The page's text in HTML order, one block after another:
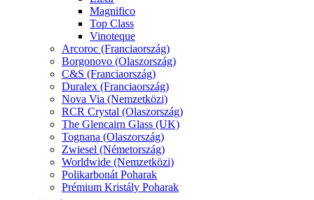
Magnifico
Top Class
Vinoteque
Arcoroc (Franciaország)
Borgonovo (Olaszország)
C&S (Franciaország)
Duralex (Franciaország)
Nova Via (Nemzetközi)
RCR Crystal (Olaszország)
The Glencairn Glass (UK)
Tognana (Olaszország)
Zwiesel (Németország)
Worldwide (Nemzetközi)
Polikarbonát Poharak
Prémium Kristály Poharak